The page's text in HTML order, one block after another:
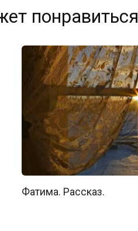
понравиться
Фатима. Рассказ.